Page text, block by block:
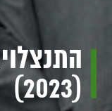
(2023)